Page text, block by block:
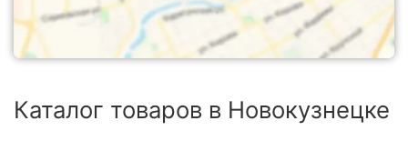
Каталог товаров в Новокузнецке